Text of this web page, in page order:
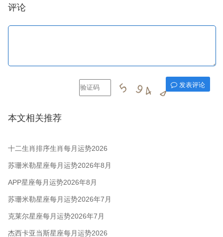
评论
发表评论
本文相关推荐
十二生肖排序生肖每月运势2026
年8月
苏珊米勒星座每月运势2026年8月
APP星座每月运势2026年8月
苏珊米勒星座每月运势2026年7月
克莱尔星座每月运势2026年7月
杰西卡亚当斯星座每月运势2026